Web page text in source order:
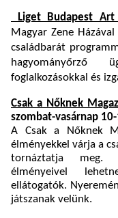
Liget Budapest Art
Magyar Zene
családbarát
hagyományőrző
foglalkozásokkal és
Csak a Nőknek
szombat-vasárnap
A Csak a Nőknek
élményekkel várja a
tornáztatja meg.
élményeivel
ellátogatók.
játszanak velünk.